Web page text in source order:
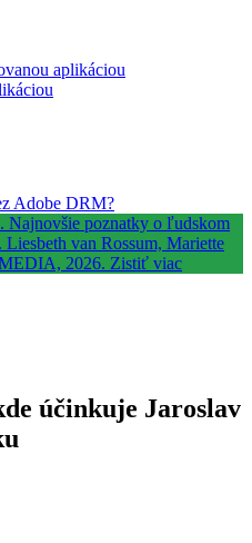
aplikáciou
Adobe DRM?
účinkuje Jaroslav